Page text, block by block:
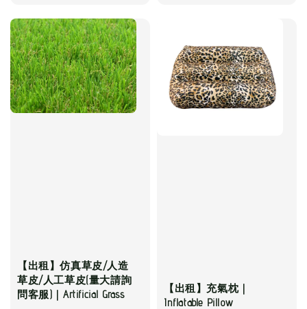
【出租】仿真草皮/人造
草皮/人工草皮(量大請詢
問客服)｜Artificial Grass
【出租】充氣枕｜
Inflatable Pillow